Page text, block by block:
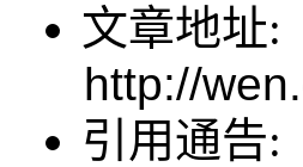
文章地址:
http://
引用通告: